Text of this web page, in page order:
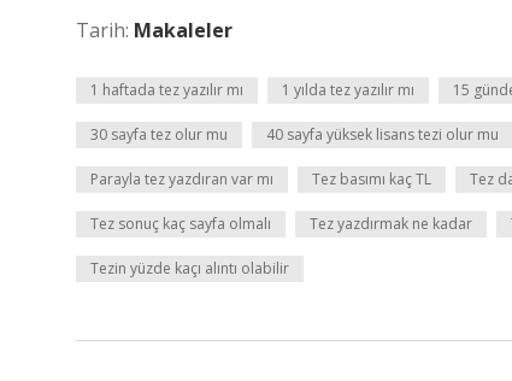
Tarih: Makaleler
1 haftada tez yazılır mı 1 yılda tez yazılır mı 15
30 sayfa tez olur mu 40 sayfa yüksek lisans tezi olur mu
Parayla tez yazdıran var mı Tez basımı kaç TL Tez
Tez sonuç kaç sayfa olmalı Tez yazdırmak ne kadar
Tezin yüzde kaçı alıntı olabilir